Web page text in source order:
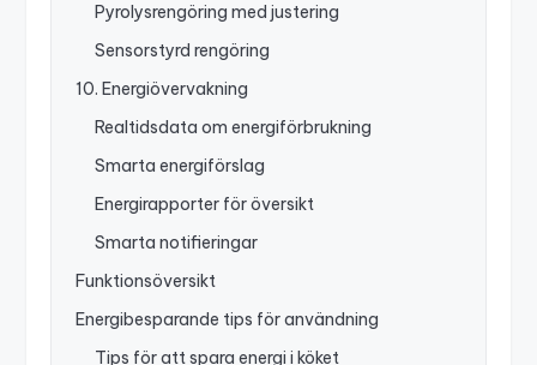
Pyrolysrengöring med justering
Sensorstyrd rengöring
10. Energiövervakning
Realtidsdata om energiförbrukning
Smarta energiförslag
Energirapporter för översikt
Smarta notifieringar
Funktionsöversikt
Energibesparande tips för användning
Tips för att spara energi i köket